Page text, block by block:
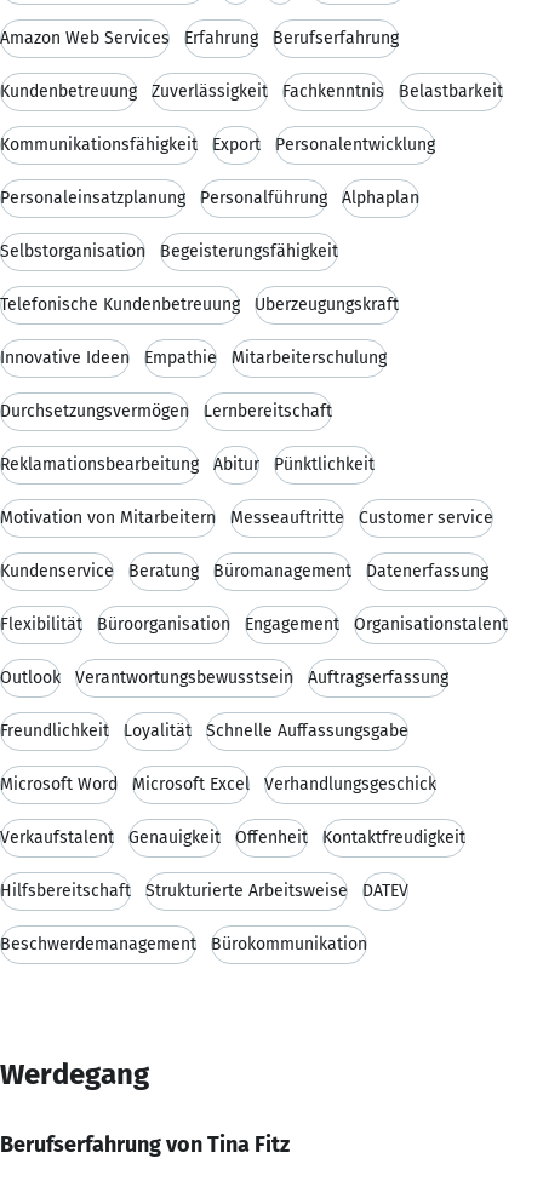
Amazon Web Services Erfahrung Berufserfahrung
Kundenbetreuung Zuverlässigkeit Fachkenntnis Belastbarkeit
Kommunikationsfähigkeit Export Personalentwicklung
Personaleinsatzplanung Personalführung Alphaplan
Selbstorganisation Begeisterungsfähigkeit
Telefonische Kundenbetreuung Überzeugungskraft
Innovative Ideen Empathie Mitarbeiterschulung
Durchsetzungsvermögen Lernbereitschaft
Reklamationsbearbeitung Abitur Pünktlichkeit
Motivation von Mitarbeitern Messeauftritte Customer service
Kundenservice Beratung Büromanagement Datenerfassung
Flexibilität Büroorganisation Engagement Organisationstalent
Outlook Verantwortungsbewusstsein Auftragserfassung
Freundlichkeit Loyalität Schnelle Auffassungsgabe
Microsoft Word Microsoft Excel Verhandlungsgeschick
Verkaufstalent Genauigkeit Offenheit Kontaktfreudigkeit
Hilfsbereitschaft Strukturierte Arbeitsweise DATEV
Beschwerdemanagement Bürokommunikation
Werdegang
Berufserfahrung von Tina Fitz